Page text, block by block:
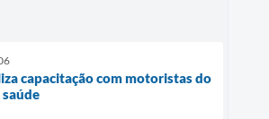
capacitação com motoristas do